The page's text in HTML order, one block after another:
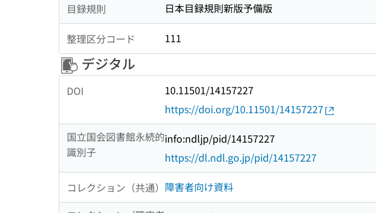
目録規則 日本目録規則新版予備版
整理区分コード 111
デジタル
DOI
10.11501/14157227
https://doi.org/10.11501/14157227
国立国会図書館永続的
識別子
info:ndljp/pid/14157227
https://dl.ndl.go.jp/pid/14157227
コレクション（共通） 障害者向け資料